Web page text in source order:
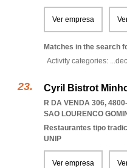
Ver empresa
Matches in the search
Activity categories: ...
Cyril Bistrot
R DA VENDA 306,
SAO LOURENCO
Restaurantes tipo
UNIP
Ver empresa